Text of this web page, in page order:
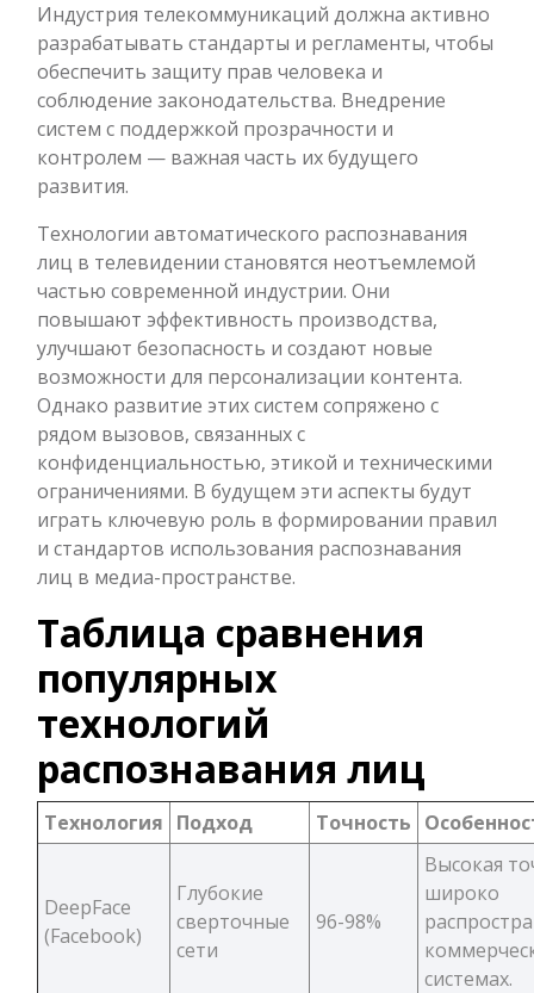
Индустрия телекоммуникаций должна активно
разрабатывать стандарты и регламенты, чтобы
обеспечить защиту прав человека и
соблюдение законодательства. Внедрение
систем с поддержкой прозрачности и
контролем — важная часть их будущего
развития.
Технологии автоматического распознавания
лиц в телевидении становятся неотъемлемой
частью современной индустрии. Они
повышают эффективность производства,
улучшают безопасность и создают новые
возможности для персонализации контента.
Однако развитие этих систем сопряжено с
рядом вызовов, связанных с
конфиденциальностью, этикой и техническими
ограничениями. В будущем эти аспекты будут
играть ключевую роль в формировании правил
и стандартов использования распознавания
лиц в медиа-пространстве.
Таблица сравнения
популярных
технологий
распознавания лиц
Технология Подход Точность
DeepFace
(Facebook)
Глубокие
сверточные
сети
96-98%
Высокая
широко
системах.